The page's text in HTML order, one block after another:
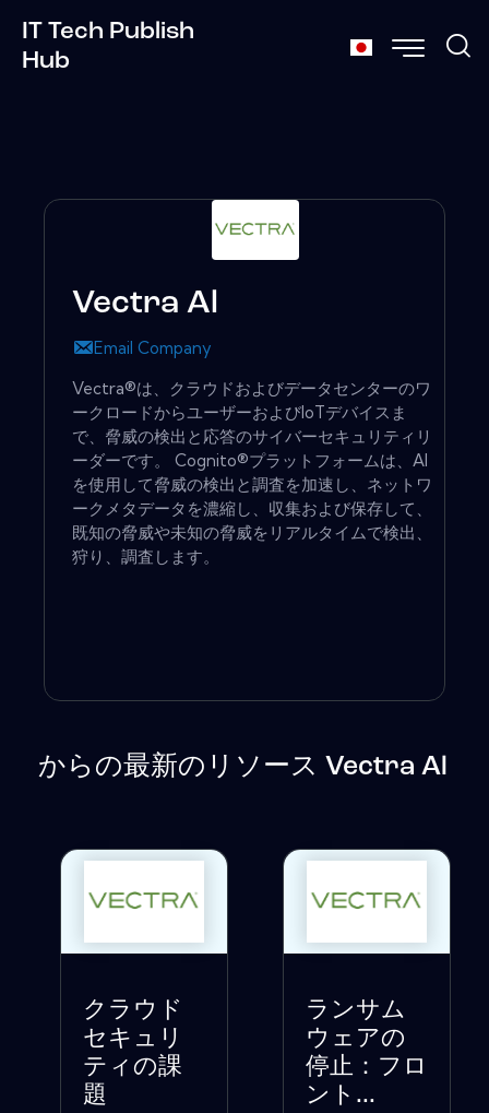
IT Tech Publish
Hub
Vectra Al
Email Company
Vectra®は、クラウドおよびデータセンターのワ
ークロードからユーザーおよびIoTデバイスま
で、脅威の検出と応答のサイバーセキュリティリ
ーダーです。 Cognito®プラットフォームは、AI
を使用して脅威の検出と調査を加速し、ネットワ
ークメタデータを濃縮し、収集および保存して、
既知の脅威や未知の脅威をリアルタイムで検出、
狩り、調査します。
からの最新のリソース Vectra Al
クラウド
セキュリ
ティの課
題
ランサム
ウェアの
停止：フロ
ント...